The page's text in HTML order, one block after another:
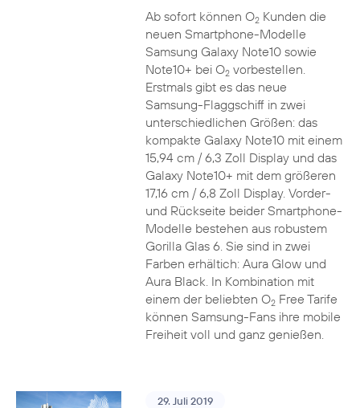
Ab sofort können O2Kunden die
neuen Smartphone-Modelle
Samsung Galaxy Note10 sowie
Note10+ bei O2vorbestellen.
Erstmals gibt es das neue
Samsung-Flaggschiff in zwei
unterschiedlichen Größen: das
kompakte Galaxy Note10 mit einem
15,94 cm / 6,3 Zoll Display und das
Galaxy Note10+ mit dem größeren
17,16 cm / 6,8 Zoll Display. Vorder-
und Rückseite beider Smartphone-
Modelle bestehen aus robustem
Gorilla Glas 6. Sie sind in zwei
Farben erhältich: Aura Glow und
Aura Black. In Kombination mit
einem der beliebten O2Free Tarife
können Samsung-Fans ihre mobile
Freiheit voll und ganz genießen.
29. Juli 2019